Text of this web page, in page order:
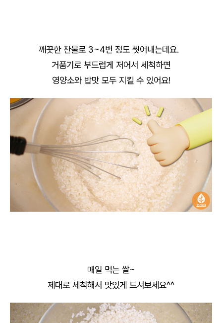
깨끗한 찬물로 3~4번 정도 씻어내는데요.
거품기로 부드럽게 저어서 세척하면
영양소와 밥맛 모두 지킬 수 있어요!
매일 먹는 쌀~
제대로 세척해서 맛있게 드셔보세요^^